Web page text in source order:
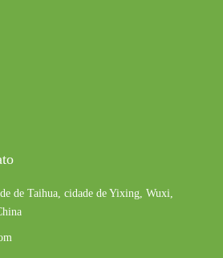
de Taihua, cidade de Yixing, Wuxi,